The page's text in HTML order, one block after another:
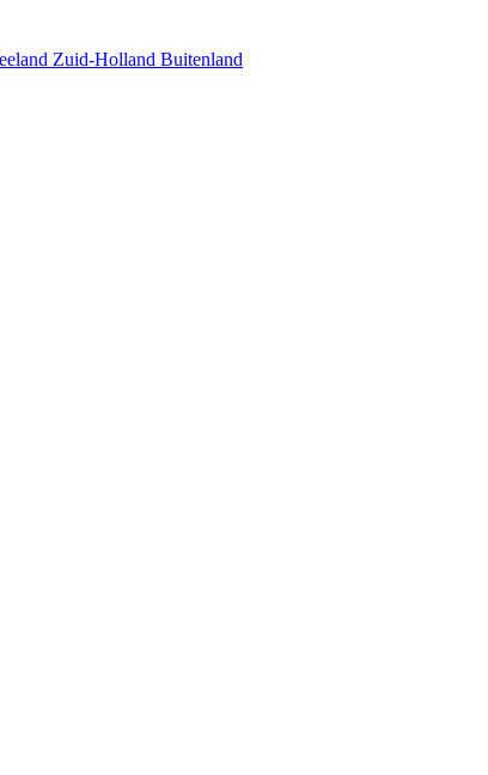
Zuid-Holland Buitenland